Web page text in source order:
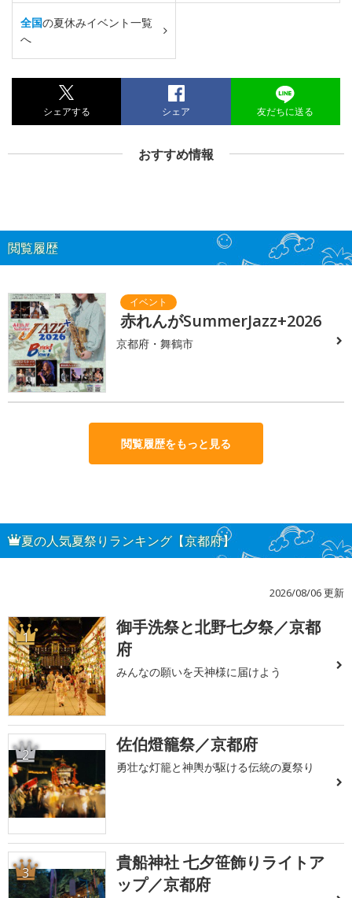
全国の夏休みイベント一覧
へ
シェアする シェア 友だちに送る
おすすめ情報
閲覧履歴
赤れんがSummerJazz+2026
京都府・舞鶴市
閲覧履歴をもっと見る
夏の人気夏祭りランキング【京都府】
2026/08/06 更新
1
御手洗祭と北野七夕祭／京都
府
みんなの願いを天神様に届けよう
2 佐伯燈籠祭／京都府
勇壮な灯籠と神輿が駆ける伝統の夏祭り
3
貴船神社 七夕笹飾りライトア
ップ／京都府